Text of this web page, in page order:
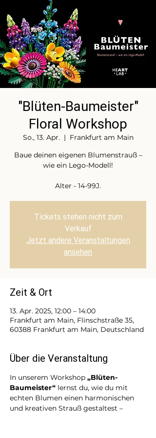
"Blüten-Baumeister"
Floral Workshop
So., 13. Apr.
  |
Frankfurt am Main
Baue deinen eigenen Blumenstrauß –
wie ein Lego-Modell!
Alter - 14-99J.
Tickets stehen nicht zum
Verkauf
Jetzt andere Veranstaltungen
ansehen
Zeit & Ort
13. Apr. 2025, 12:00 – 14:00
Frankfurt am Main, Flinschstraße 35,
60388 Frankfurt am Main, Deutschland
Über die Veranstaltung
In unserem Workshop „Blüten-
Baumeister“ lernst du, wie du mit
echten Blumen einen harmonischen
und kreativen Strauß gestaltest –